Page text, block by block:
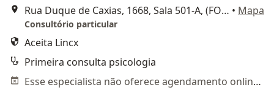
Rua Duque de Caxias, 1668, Sala 501-A, (FONE e WATTSAPP 55-98112-8907) , Santa Maria • Mapa
Consultório particular
Aceita Lincx
Primeira consulta psicologia
Esse especialista não oferece agendamento online para esse endereço.